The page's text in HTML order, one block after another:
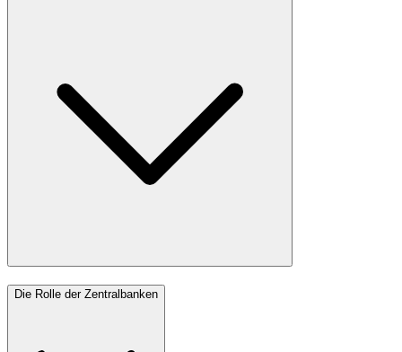
Die Rolle der Zentralbanken